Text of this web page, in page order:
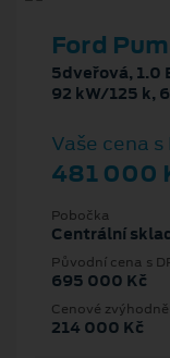
Ford
5dveřová, 1.0
92 kW/125 k,
Vaše cena s
481 000
Pobočka
Centrální
Původní cena s
695 000 Kč
Cenové
214 000 Kč